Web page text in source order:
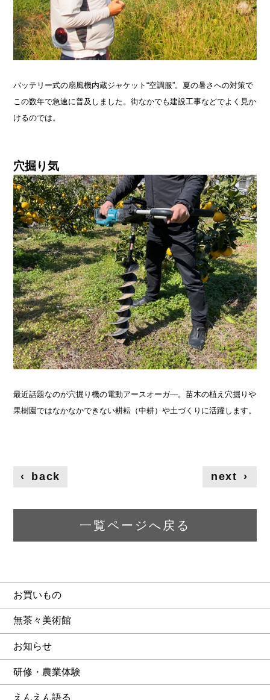
バッテリー式の扇風機内蔵ジャケット“空調服”。夏の暑さへの対策で
この数年で急速に普及しました。街なかでも建設工事などでよく見か
けるのでは。
穴掘り気
最近話題なのが穴掘り機の電動アースオーガ―。苗木の植え穴掘りや
果樹園ではなかなかできない耕耘（中耕）や土づくりに活躍します。
‹ back next ›
一覧ページへ戻る
お買いもの
無茶々美術館
お知らせ
研修・農業体験
えんえん語る